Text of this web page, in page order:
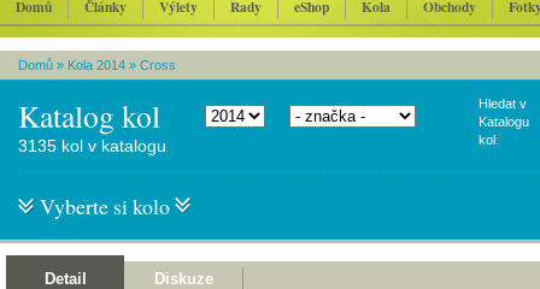
Domů Články Výlety Rady eShop Kola Obchody
Domů » Kola 2014 » Cross
Katalog kol
Hledat v
Katalogu
kol:
3135 kol v katalogu
Vyberte si kolo
Detail Diskuze